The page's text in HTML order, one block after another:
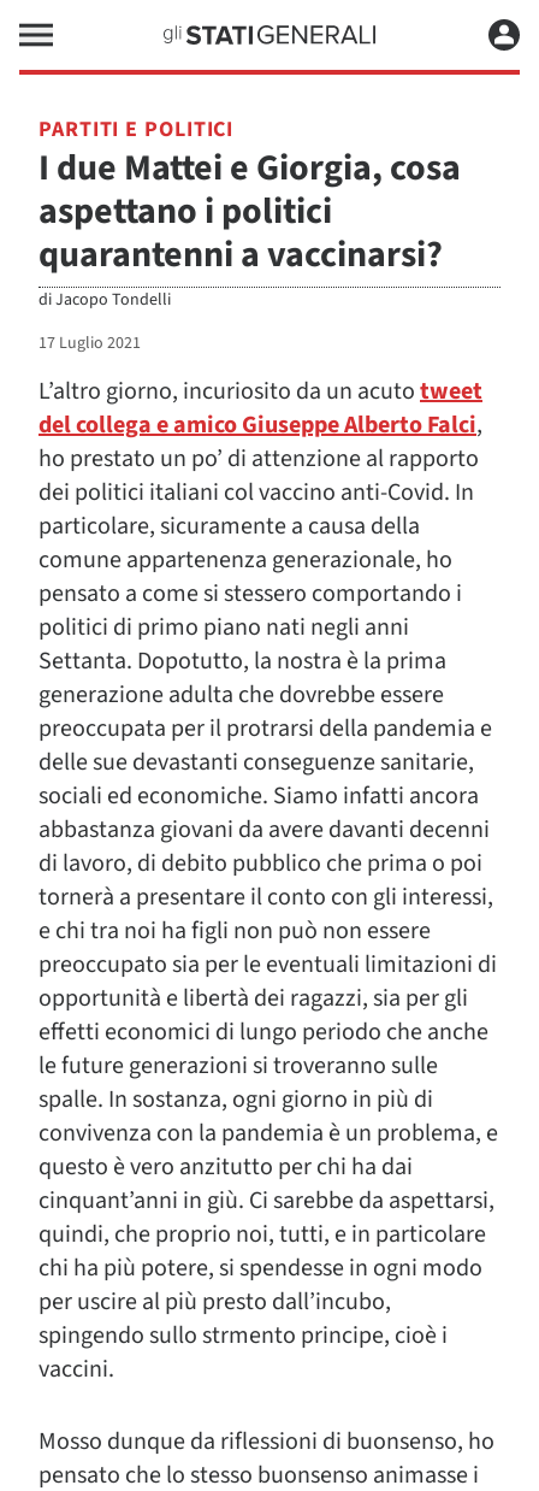
PARTITI E POLITICI
I due Mattei e Giorgia, cosa
aspettano i politici
quarantenni a vaccinarsi?
diJacopo Tondelli
17 Luglio 2021
L’altro giorno, incuriosito da un acutotweet
del collega e amico Giuseppe Alberto Falci,
ho prestato un po’ di attenzione al rapporto
dei politici italiani col vaccino anti-Covid. In
particolare, sicuramente a causa della
comune appartenenza generazionale, ho
pensato a come si stessero comportando i
politici di primo piano nati negli anni
Settanta. Dopotutto, la nostra è la prima
generazione adulta che dovrebbe essere
preoccupata per il protrarsi della pandemia e
delle sue devastanti conseguenze sanitarie,
sociali ed economiche. Siamo infatti ancora
abbastanza giovani da avere davanti decenni
di lavoro, di debito pubblico che prima o poi
tornerà a presentare il conto con gli interessi,
e chi tra noi ha figli non può non essere
preoccupato sia per le eventuali limitazioni di
opportunità e libertà dei ragazzi, sia per gli
effetti economici di lungo periodo che anche
le future generazioni si troveranno sulle
spalle. In sostanza, ogni giorno in più di
convivenza con la pandemia è un problema, e
questo è vero anzitutto per chi ha dai
cinquant’anni in giù. Ci sarebbe da aspettarsi,
quindi, che proprio noi, tutti, e in particolare
chi ha più potere, si spendesse in ogni modo
per uscire al più presto dall’incubo,
spingendo sullo strmento principe, cioè i
vaccini.
Mosso dunque da riflessioni di buonsenso, ho
pensato che lo stesso buonsenso animasse i